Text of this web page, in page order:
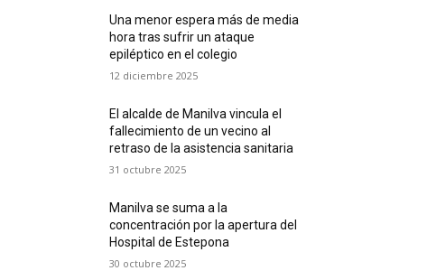
Una menor espera más de media
hora tras sufrir un ataque
epiléptico en el colegio
12 diciembre 2025
El alcalde de Manilva vincula el
fallecimiento de un vecino al
retraso de la asistencia sanitaria
31 octubre 2025
Manilva se suma a la
concentración por la apertura del
Hospital de Estepona
30 octubre 2025